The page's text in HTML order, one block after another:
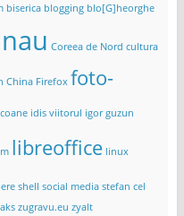
biserica blogging blo[G]heorghe
Coreea de Nord cultura
China Firefox foto-
idis viitorul igor guzun
libreoffice linux
shell social media stefan cel
zugravu.eu zyalt